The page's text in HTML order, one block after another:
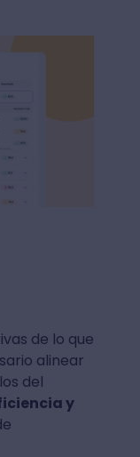
de lo que
alinear
del
y